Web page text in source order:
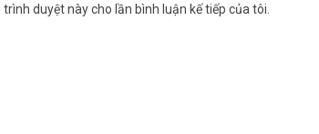
duyệt này cho lần bình luận kế tiếp của tôi.